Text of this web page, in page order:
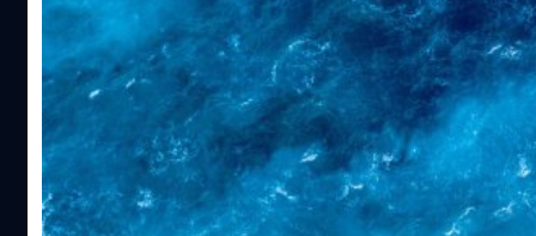
รวบรวมพาร์ตเนอร์ร้านอาหารที่ได้มาตรฐาน ทั้งรายใหญ่ราย
ย่อยเพื่อจำหน่ายอาหารเหลือในสต็อกที่ยังมีรสชาติและ
คุณภาพดีส่งต่อให้แก่ผู้ใช้ในราคาที่ถูกลง 50–70 เปอร์เซ็นต์
และยังเป็นการช่วยลดปัญหาขยะอาหารอีกด้วย โดย
พาร์ตเนอร์ที่คุณต้องรู้จัก เช่น S&P, The Coffee Club,
Bonjour, Brix ร้านอาหารจากโรงแรมชื่อดัง อย่าง Grand
Hyatt, Centara Grand และ Dusit Hotel & Resorts นอกจาก
นี้ ยังมีพาร์ตเนอร์รายย่อยอีกหลายเจ้าให้คุณได้เลือกซื้อ
กระแสน้ำ Gulf Stream เตรียมล่มสลายอิงจาก
งานวิจัยภายในปี 2025
Gulf Stream กระแสน้ำอุ่นในมหาสมุทรเตรียมล่มสลายภายใน
ปี 2025 ส่งผลต่อสภาพอากาศ และสิ่งมีชีวิตทั่วโลก หาก
มนุษย์ยังปล่อยให้โลกร้อนมากกว่าเดิม